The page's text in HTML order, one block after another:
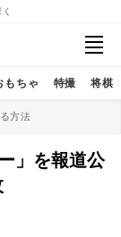
もちゃ 特撮 将棋
方法
」を報道公